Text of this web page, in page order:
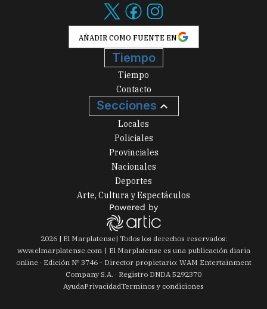
AÑADIR COMO FUENTE EN
Tiempo
Tiempo
Contacto
Secciones
Locales
Policiales
Provinciales
Nacionales
Deportes
Arte, Cultura y Espectáculos
2026| El Marplatense| Todos los derechos reservados:
www.elmarplatense.com
El Marplatense es una publicación diaria
online · Edición Nº 3746- Director propietario: WAM Entertainment
Company S.A. · Registro DNDA 5292370
AyudaPrivacidadTerminos y condiciones